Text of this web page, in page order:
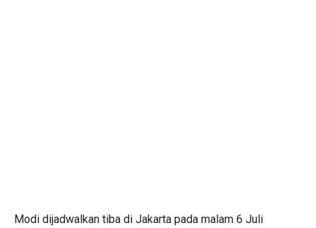
Modi dijadwalkan tiba di Jakarta pada malam 6 Juli